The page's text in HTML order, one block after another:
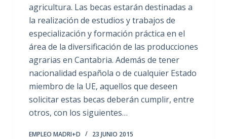
agricultura. Las becas estarán destinadas a
la realización de estudios y trabajos de
especialización y formación práctica en el
área de la diversificación de las producciones
agrarias en Cantabria. Además de tener
nacionalidad española o de cualquier Estado
miembro de la UE, aquellos que deseen
solicitar estas becas deberán cumplir, entre
otros, con los siguientes…
EMPLEO MADRI+D 23 JUNIO 2015